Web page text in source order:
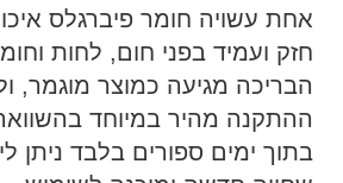
אחת עשויה חומר פיברגלס
חזק ועמיד בפני חום, לחות
הבריכה מגיעה כמוצר מוגמר,
ההתקנה מהיר במיוחד
בתוך ימים ספורים בלבד ניתן